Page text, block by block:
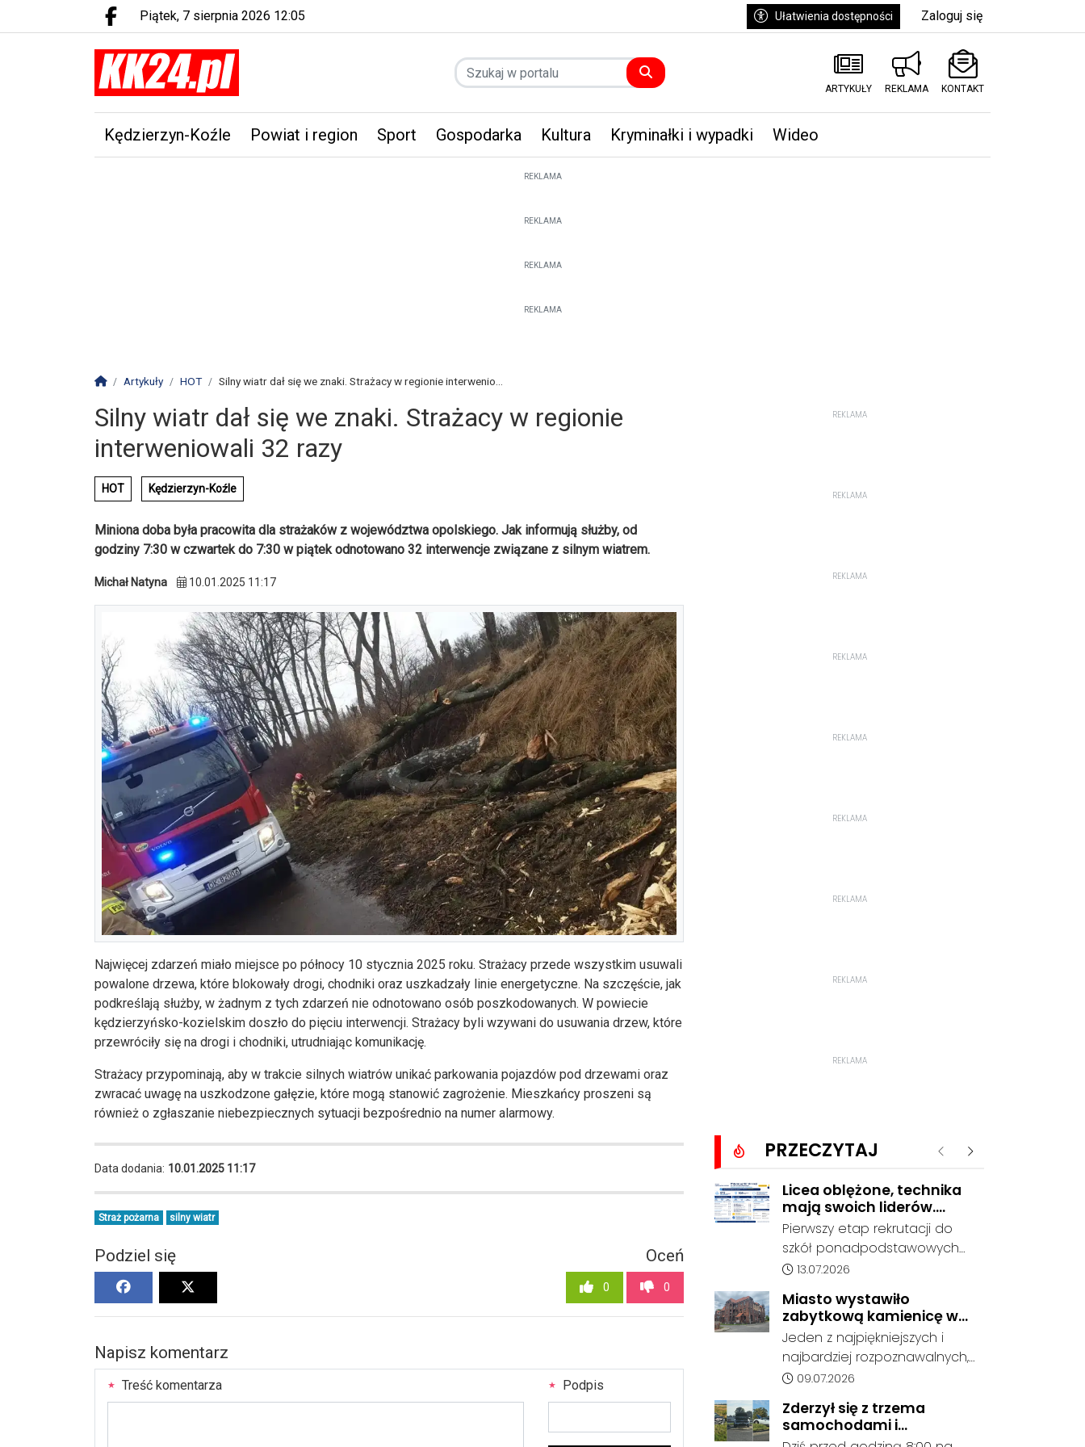
Facebook.com
piątek, 7 sierpnia 2026 12:05 Ułatwienia dostępności Zaloguj się
ARTYKUŁY REKLAMA KONTAKT
Kędzierzyn-Koźle Powiat i region Sport Gospodarka Kultura Kryminałki i wypadki Wideo
REKLAMA
REKLAMA
REKLAMA
REKLAMA
Strona główna
Artykuły HOT Silny wiatr dał się we znaki. Strażacy w regionie interwenio...
Silny wiatr dał się we znaki. Strażacy w regionie
interweniowali 32 razy
HOT Kędzierzyn-Koźle
Miniona doba była pracowita dla strażaków z województwa opolskiego. Jak informują służby, od
godziny 7:30 w czwartek do 7:30 w piątek odnotowano 32 interwencje związane z silnym wiatrem.
Michał Natyna 10.01.2025 11:17
Najwięcej zdarzeń miało miejsce po północy 10 stycznia 2025 roku. Strażacy przede wszystkim usuwali
powalone drzewa, które blokowały drogi, chodniki oraz uszkadzały linie energetyczne. Na szczęście, jak
podkreślają służby, w żadnym z tych zdarzeń nie odnotowano osób poszkodowanych. W powiecie
kędzierzyńsko-kozielskim doszło do pięciu interwencji. Strażacy byli wzywani do usuwania drzew, które
przewróciły się na drogi i chodniki, utrudniając komunikację.
Strażacy przypominają, aby w trakcie silnych wiatrów unikać parkowania pojazdów pod drzewami oraz
zwracać uwagę na uszkodzone gałęzie, które mogą stanowić zagrożenie. Mieszkańcy proszeni są
również o zgłaszanie niebezpiecznych sytuacji bezpośrednio na numer alarmowy.
Data dodania: 10.01.2025 11:17
Straż pożarna silny wiatr
Podziel się Oceń
0 0
Napisz komentarz
Treść komentarza Podpis
REKLAMA
REKLAMA
REKLAMA
REKLAMA
REKLAMA
REKLAMA
REKLAMA
REKLAMA
REKLAMA
PRZECZYTAJ Poprzednie
Następne
Licea oblężone, technika
mają swoich liderów.
Znamy wstępne wyniki
rekrutacji do szkół w
powiecie
Pierwszy etap rekrutacji do
szkół ponadpodstawowych
prowadzonych przez Powiat
pokazuje coraz wyraźniejsze
preferencje tegorocznych
absolwentów szkół
podstawowych. Dane dotyczą
kandydatów, którzy wskazali
dany oddział jako pierwszy
wybór, dlatego nie stanowią
jeszcze ostatecznego wyniku
Data dodania artykułu:
13.07.2026
Miasto wystawiło
zabytkową kamienicę w
Porcie na sprzedaż. W
dawnym hotelu mają
powstać mieszkania
Jeden z najpiękniejszych i
najbardziej rozpoznawalnych,
ale też najbardziej
Portu został wystawiony na
sprzedaż. Gmina Kędzierzyn-
Data dodania artykułu:
09.07.2026
Zderzył się z trzema
samochodami i
kontynuował jazdę. Seria